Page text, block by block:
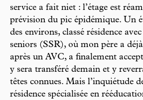
service a fait niet : l’étage est
prévision du pic épidémique. Un
des environs, classé résidence
seniors (SSR), où mon père a
après un AVC, a finalement
y sera transféré demain et y
têtes connues. Mais l’inquiétude
résidence spécialisée en